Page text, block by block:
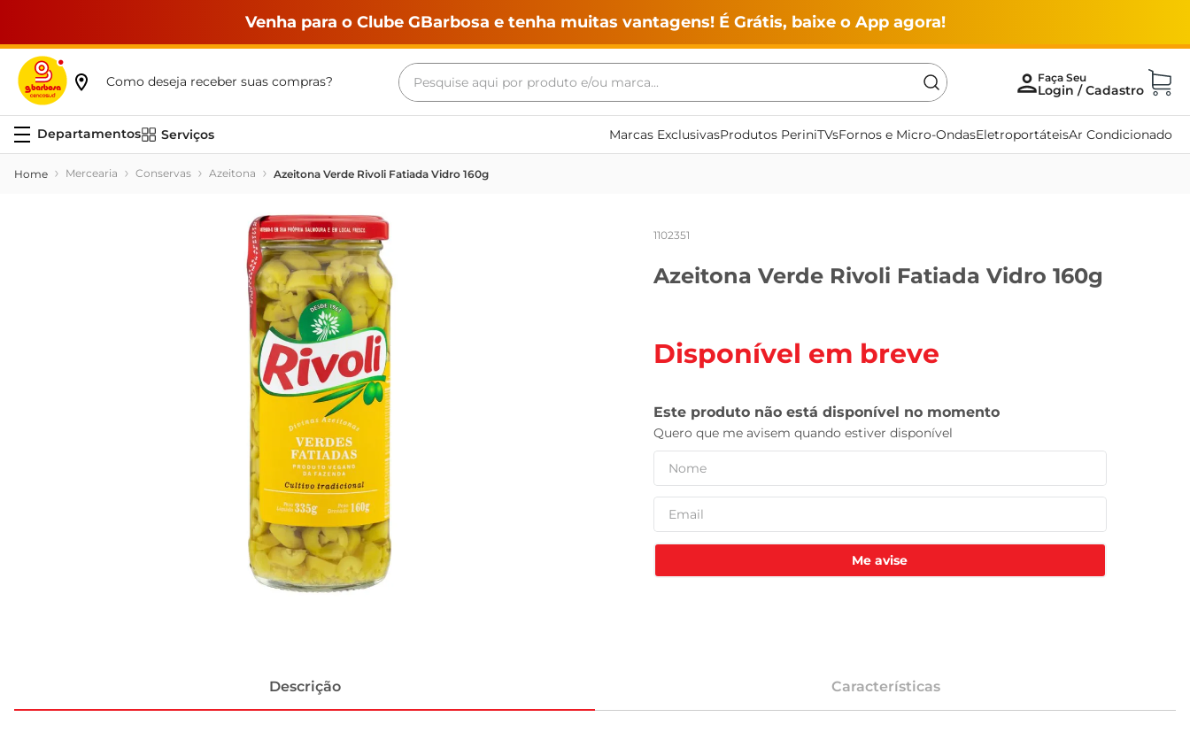
Venha para o Clube GBarbosa e tenha muitas vantagens! É Grátis, baixe o App agora!
Como deseja receber suas compras?
Pesquise aqui por produto e/ou marca...
Serviços Marcas ExclusivasProdutos PeriniTVsFornos e Micro-OndasEletroportáteisAr Condicionado
Mercearia Conservas Azeitona Azeitona Verde Rivoli Fatiada Vidro 160g
1102351
Azeitona Verde Rivoli Fatiada Vidro 160g
Disponível em breve
Me avise
Descrição Características
Termos mais buscados
maquina lavar